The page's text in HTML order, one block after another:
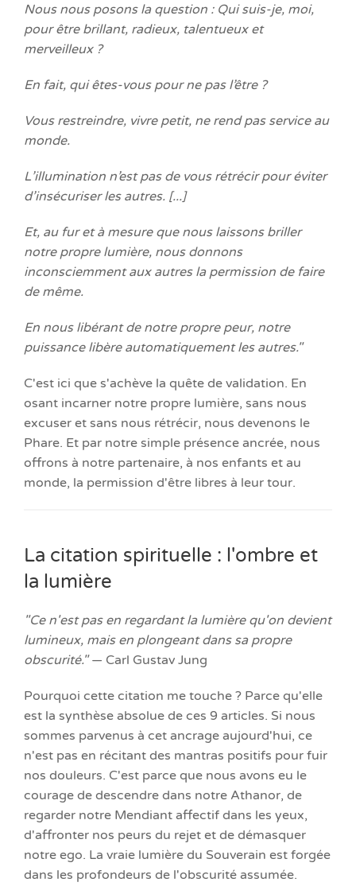
Nous nous posons la question : Qui suis-je, moi,
pour être brillant, radieux, talentueux et
merveilleux ?
En fait, qui êtes-vous pour ne pas l’être ?
Vous restreindre, vivre petit, ne rend pas service au
monde.
L’illumination n’est pas de vous rétrécir pour éviter
d’insécuriser les autres. [...]
Et, au fur et à mesure que nous laissons briller
notre propre lumière, nous donnons
inconsciemment aux autres la permission de faire
de même.
En nous libérant de notre propre peur, notre
puissance libère automatiquement les autres."
C'est ici que s'achève la quête de validation. En
osant incarner notre propre lumière, sans nous
excuser et sans nous rétrécir, nous devenons le
Phare. Et par notre simple présence ancrée, nous
offrons à notre partenaire, à nos enfants et au
monde, la permission d'être libres à leur tour.
La citation spirituelle : l'ombre et
la lumière
"Ce n'est pas en regardant la lumière qu'on devient
lumineux, mais en plongeant dans sa propre
obscurité."— Carl Gustav Jung
Pourquoi cette citation me touche ? Parce qu'elle
est la synthèse absolue de ces 9 articles. Si nous
sommes parvenus à cet ancrage aujourd'hui, ce
n'est pas en récitant des mantras positifs pour fuir
nos douleurs. C'est parce que nous avons eu le
courage de descendre dans notre Athanor, de
regarder notre Mendiant affectif dans les yeux,
d'affronter nos peurs du rejet et de démasquer
notre ego. La vraie lumière du Souverain est forgée
dans les profondeurs de l'obscurité assumée.